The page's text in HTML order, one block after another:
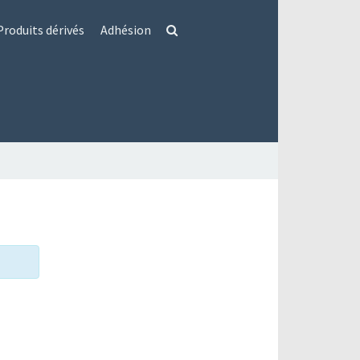
dérivés Adhésion